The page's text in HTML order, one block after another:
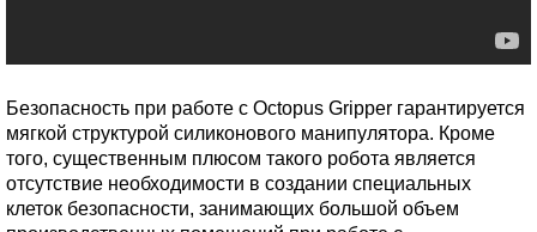
Безопасность при работе с Octopus Gripper гарантируется
мягкой структурой силиконового манипулятора. Кроме
того, существенным плюсом такого робота является
отсутствие необходимости в создании специальных
клеток безопасности, занимающих большой объем